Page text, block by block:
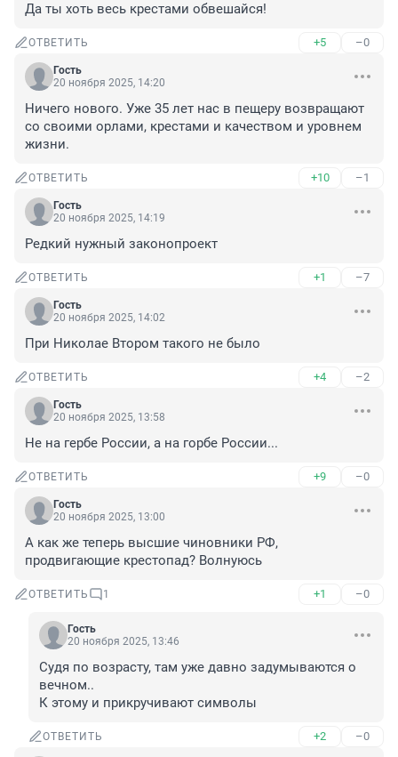
Да ты хоть весь крестами обвешайся!
ОТВЕТИТЬ +5 –0
Гость
20 ноября 2025, 14:20
Ничего нового. Уже 35 лет нас в пещеру возвращают
со своими орлами, крестами и качеством и уровнем
жизни.
ОТВЕТИТЬ +10 –1
Гость
20 ноября 2025, 14:19
Редкий нужный законопроект
ОТВЕТИТЬ +1 –7
Гость
20 ноября 2025, 14:02
При Николае Втором такого не было
ОТВЕТИТЬ +4 –2
Гость
20 ноября 2025, 13:58
Не на гербе России, а на горбе России...
ОТВЕТИТЬ +9 –0
Гость
20 ноября 2025, 13:00
А как же теперь высшие чиновники РФ,
продвигающие крестопад? Волнуюсь
ОТВЕТИТЬ 1 +1 –0
Гость
20 ноября 2025, 13:46
Судя по возрасту, там уже давно задумываются о
вечном..
К этому и прикручивают символы
ОТВЕТИТЬ +2 –0